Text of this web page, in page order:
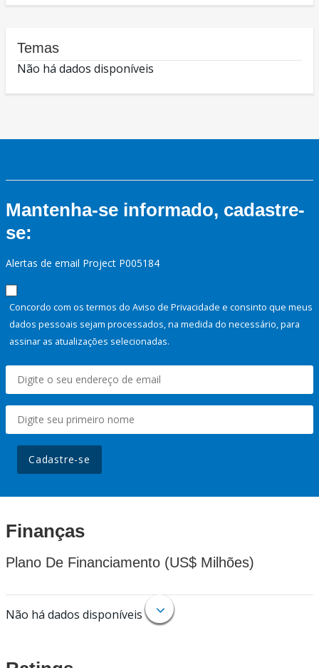
Temas
Não há dados disponíveis
Mantenha-se informado, cadastre-
se:
Alertas de email Project P005184
Concordo com os termos do Aviso de Privacidade e consinto que meus
dados pessoais sejam processados, na medida do necessário, para
assinar as atualizações selecionadas.
Cadastre-se
Finanças
Plano De Financiamento (US$ Milhões)
Não há dados disponíveis